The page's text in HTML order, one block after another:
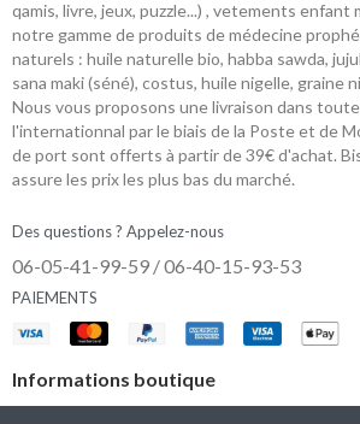
qamis, livre, jeux, puzzle...) , vetements enfant
notre gamme de produits de médecine
naturels : huile naturelle bio, habba sawda,
sana maki (séné), costus, huile nigelle, graine
Nous vous proposons une livraison dans toute
l'internationnal par le biais de la Poste et de
de port sont offerts à partir de 39€ d'achat.
assure les prix les plus bas du marché.
Des questions ? Appelez-nous
06-05-41-99-59 / 06-40-15-93-53
PAIEMENTS
Informations boutique